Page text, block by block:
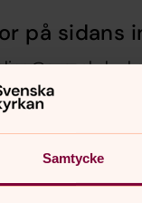
Samtycke
på sidans